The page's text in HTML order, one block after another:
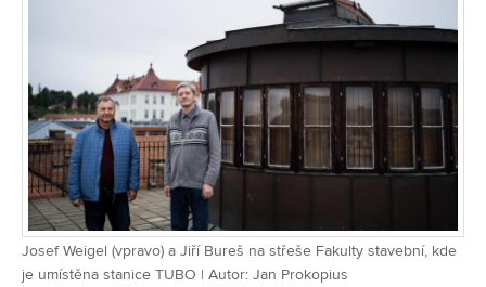
Josef Weigel (vpravo) a Jiří Bureš na střeše Fakulty stavební, kde
je umístěna stanice TUBO | Autor: Jan Prokopius